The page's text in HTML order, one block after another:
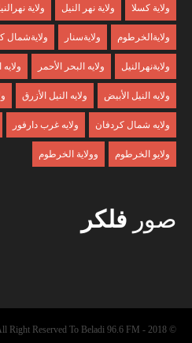
ولاية كسلا ولاية نهر النيل ولاية
ولايةالخرطوم ولايةسنار ولايةشمال
ولايةنهرالنيل ولايه البحر الأحمر
ولايه النيل الأبيض ولايه النيل الأزرق
ولايه شمال كردفان ولايه غرب دارفور
ولايو الخرطوم وولاية الخرطوم
صور فلكر
© 2018 - All Right Reserved To Beladi 96.6 FM